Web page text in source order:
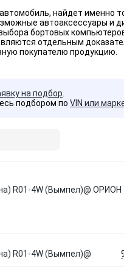
найдет именно
автоаксессуары и
бортовых
отдельным
покупателю продукцию.
на подбор
подбором по VIN или
R01-4W (Вымпел)@ ОРИОН
R01-4W (Вымпел)@